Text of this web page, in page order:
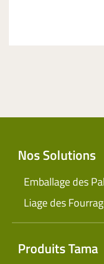
Nos Solutions
Emballage des
Liage des
Produits Tama